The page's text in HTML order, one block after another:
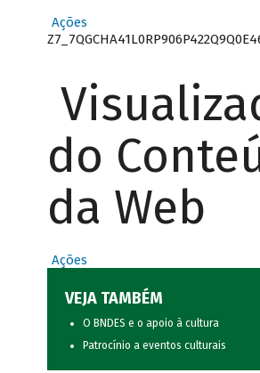
Ações
do
da Web
Ações
VEJA TAMBÉM
O BNDES e o apoio à cultura
Patrocínio a eventos culturais